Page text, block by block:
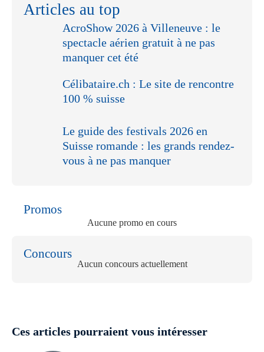
Articles au top
AcroShow 2026 à Villeneuve : le
spectacle aérien gratuit à ne pas
manquer cet été
Célibataire.ch : Le site de rencontre
100 % suisse
Le guide des festivals 2026 en
Suisse romande : les grands rendez-
vous à ne pas manquer
Promos
Aucune promo en cours
Concours
Aucun concours actuellement
Ces articles pourraient vous intéresser